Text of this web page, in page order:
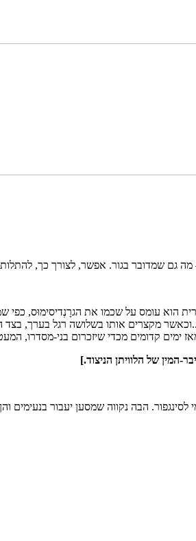
גם שמדובר בגור. אפשר, לצורך כך,
הוא עומס על שכמו את הגרָנְדיסימוּס, כפי
..וכאשר מקצרים אותו בשלושה רגל בערך, בצד
קדומים מכדי שיזכרום בני-מסדרו,
המין של הלוויתן הניצוד.]
לסינגפור. הבה נקווה שמסען יעבור